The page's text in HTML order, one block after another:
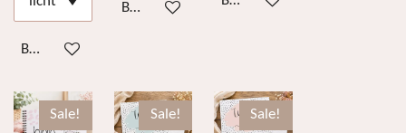
Bekijk details
Bekijk details
Sale! Sale! Sale!